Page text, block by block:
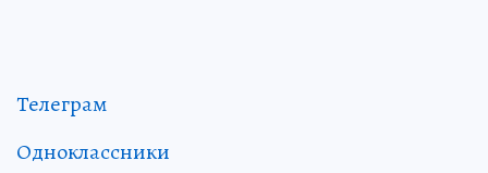
Телеграм
Одноклассники